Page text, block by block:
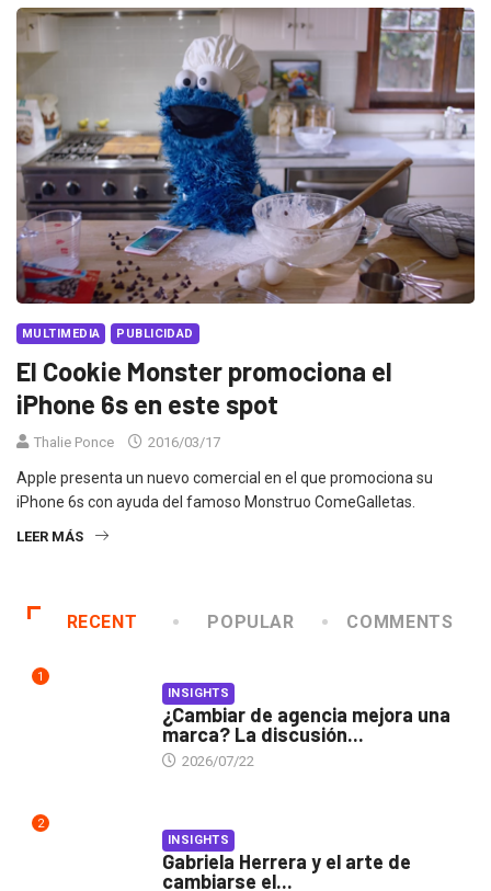
MULTIMEDIA PUBLICIDAD
El Cookie Monster promociona el
iPhone 6s en este spot
Thalie Ponce 2016/03/17
Apple presenta un nuevo comercial en el que promociona su
iPhone 6s con ayuda del famoso Monstruo ComeGalletas.
LEER MÁS
RECENT POPULAR COMMENTS
1
INSIGHTS
¿Cambiar de agencia mejora una
marca? La discusión...
2026/07/22
2
INSIGHTS
Gabriela Herrera y el arte de
cambiarse el...